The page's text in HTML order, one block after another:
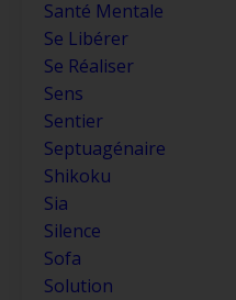
Santé Mentale
Se Libérer
Se Réaliser
Sens
Sentier
Septuagénaire
Shikoku
Sia
Silence
Sofa
Solution